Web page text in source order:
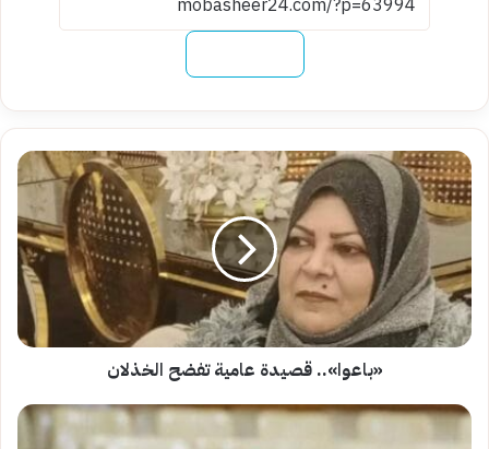
«باعوا»..
قصيدة
عامية
تفضح
الخذلان
«باعوا».. قصيدة عامية تفضح الخذلان
«ظلٌّ
من